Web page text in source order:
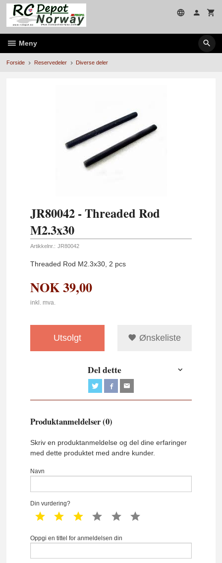
Gå
innholdet
Meny
Forside Reservedeler Diverse deler
JR80042 - Threaded Rod
M2.3x30
Artikkelnr.: JR80042
Threaded Rod M2.3x30, 2 pcs
NOK39,00
inkl. mva.
Utsolgt Ønskeliste
Del dette
Produktanmeldelser (0)
Skriv en produktanmeldelse og del dine erfaringer
med dette produktet med andre kunder.
Navn
Din vurdering?
1 star 2 star 3 star 4 star 5 star
Oppgi en tittel for anmeldelsen din